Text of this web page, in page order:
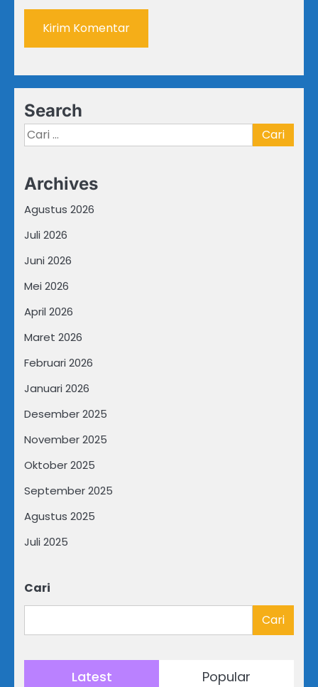
Search
Cari
untuk:
Archives
Agustus 2026
Juli 2026
Juni 2026
Mei 2026
April 2026
Maret 2026
Februari 2026
Januari 2026
Desember 2025
November 2025
Oktober 2025
September 2025
Agustus 2025
Juli 2025
Cari
Cari
Latest Popular